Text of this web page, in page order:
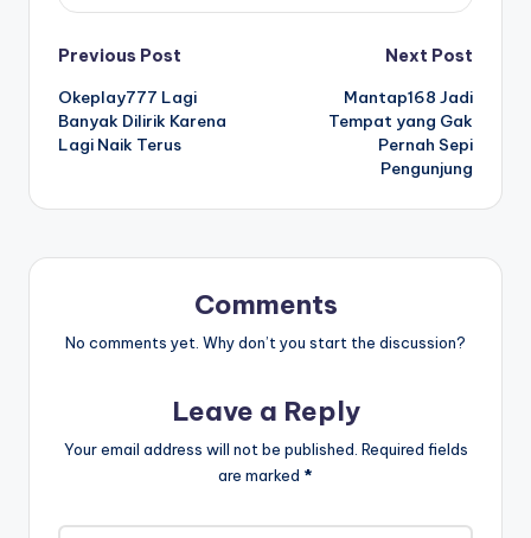
Post
navigation
Previous Post
Okeplay777 Lagi
Banyak Dilirik Karena
Lagi Naik Terus
Next Post
Mantap168 Jadi
Tempat yang Gak
Pernah Sepi
Pengunjung
Comments
No comments yet. Why don’t you start the discussion?
Leave a Reply
Your email address will not be published. Required fields
are marked *